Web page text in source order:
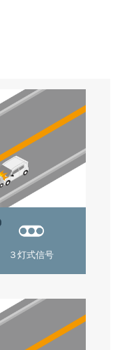
３灯式信号